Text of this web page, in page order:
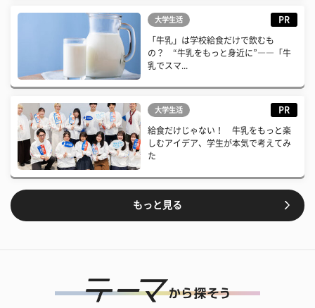
大学生活 PR
「牛乳」は学校給食だけで飲むも
の？ “牛乳をもっと身近に”――「牛
乳でスマ...
大学生活 PR
給食だけじゃない！ 牛乳をもっと楽
しむアイデア、学生が本気で考えてみ
た
もっと見る